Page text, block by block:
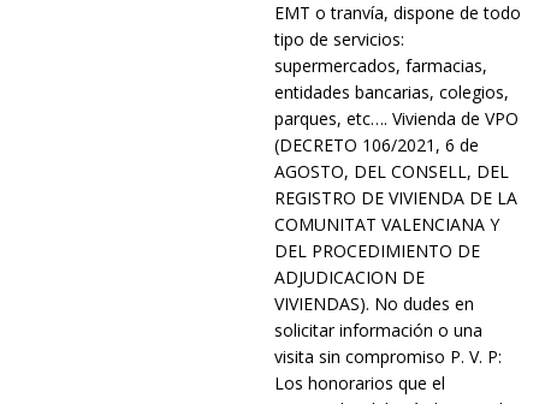
EMT o tranvía, dispone de todo
tipo de servicios:
supermercados, farmacias,
entidades bancarias, colegios,
parques, etc…. Vivienda de VPO
(DECRETO 106/2021, 6 de
AGOSTO, DEL CONSELL, DEL
REGISTRO DE VIVIENDA DE LA
COMUNITAT VALENCIANA Y
DEL PROCEDIMIENTO DE
ADJUDICACION DE
VIVIENDAS). No dudes en
solicitar información o una
visita sin compromiso P. V. P:
Los honorarios que el